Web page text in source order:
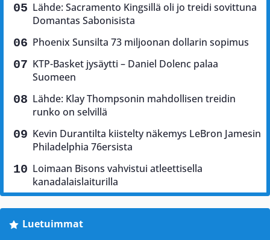
Lähde: Sacramento Kingsillä oli jo treidi sovittuna
Domantas Sabonisista
Phoenix Sunsilta 73 miljoonan dollarin sopimus
KTP-Basket jysäytti – Daniel Dolenc palaa
Suomeen
Lähde: Klay Thompsonin mahdollisen treidin
runko on selvillä
Kevin Durantilta kiistelty näkemys LeBron Jamesin
Philadelphia 76ersista
Loimaan Bisons vahvistui atleettisella
kanadalaislaiturilla
Luetuimmat